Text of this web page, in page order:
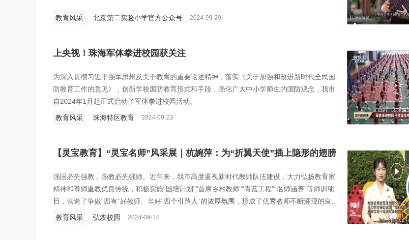
教育风采 北京第二实验小学官方公众号 2024-09-29
上央视！珠海军体拳进校园获关注
为深入贯彻习近平强军思想及关于教育的重要论述精神，落实《关于加强和改进新时代全民国
防教育工作的意见》，创新学校国防教育形式和手段，强化广大中小学师生的国防观念，我市
自2024年1月起正式启动了军体拳进校园活动。
教育风采 珠海特区教育 2024-09-23
【灵宝教育】“灵宝名师”风采展｜杭婉萍：为“折翼天使”插上隐形的翅膀
强国必先强教，强教必先强师。近年来，我市高度重视新时代教师队伍建设，大力弘扬教育家
精神和尊师重教优良传统，积极实施“国培计划”“首席乡村教师”“青蓝工程”“名师涵养”等师训项
目，营造了争做“四有”好教师、当好“四个引路人”的浓厚氛围，形成了优秀教师不断涌现的良好
局面，人民群众的教育获得感不断增强。为激励全市广大教师学习身边典型，奋力担当作为，
教育风采 弘农校园 2024-09-14